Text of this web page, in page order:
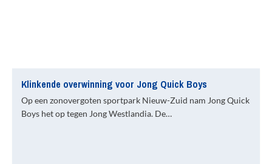
Klinkende overwinning voor Jong Quick Boys
Op een zonovergoten sportpark Nieuw-Zuid nam Jong Quick
Boys het op tegen Jong Westlandia. De…